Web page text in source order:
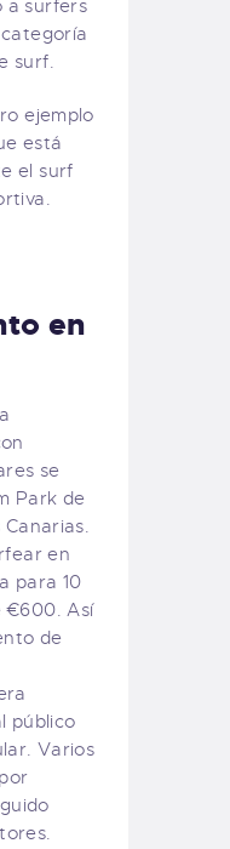
a surfers
surf.
ejemplo
está
el surf
en
se
Park de
en
para 10
€600. Así
de
público
Varios